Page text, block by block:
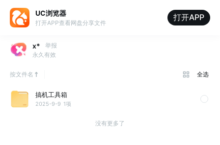
UC浏览器
打开APP查看网盘分享文件
打开APP
x*
举报
永久有效
按文件名 全选
搞机工具箱
2025-9-9 1项
没有更多了